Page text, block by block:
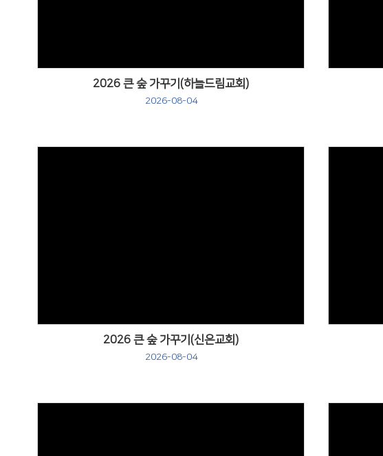
2026 큰 숲 가꾸기(하늘드림교회)
2026-08-04
2026 큰 숲 가꾸기(신은교회)
2026-08-04